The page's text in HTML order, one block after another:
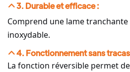
3. Durable et efficace :
Comprend une lame
inoxydable.
4. Fonctionnement sans
La fonction réversible permet